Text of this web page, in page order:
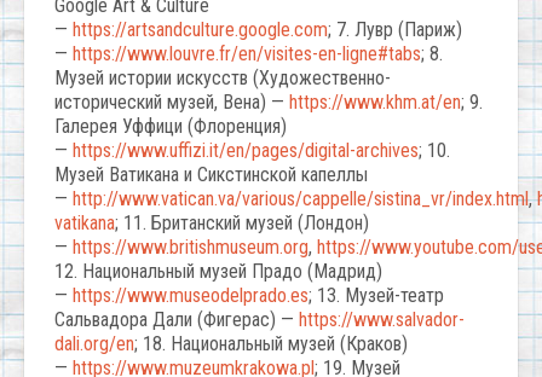
Google Art & Culture
— https://artsandculture.google.com; 7. Лувр (Париж)
— https://www.louvre.fr/en/visites-en-ligne#tabs; 8.
Музей истории искусств (Художественно-
исторический музей, Вена) — https://www.khm.at/en; 9.
Галерея Уффици (Флоренция)
— https://www.uffizi.it/en/pages/digital-archives; 10.
Музей Ватикана и Сикстинской капеллы
— http://www.vatican.va/various/cappelle/sistina_vr/index.html,
vatikana; 11. Британский музей (Лондон)
— https://www.britishmuseum.org, https://www.youtube.com/
12. Национальный музей Прадо (Мадрид)
— https://www.museodelprado.es; 13. Музей-театр
Сальвадора Дали (Фигерас) — https://www.salvador-
dali.org/en; 18. Национальный музей (Краков)
— https://www.muzeumkrakowa.pl ; 19. Музей